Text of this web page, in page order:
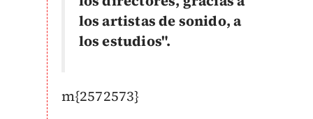
los artistas de sonido, a
los estudios".
m{2572573}